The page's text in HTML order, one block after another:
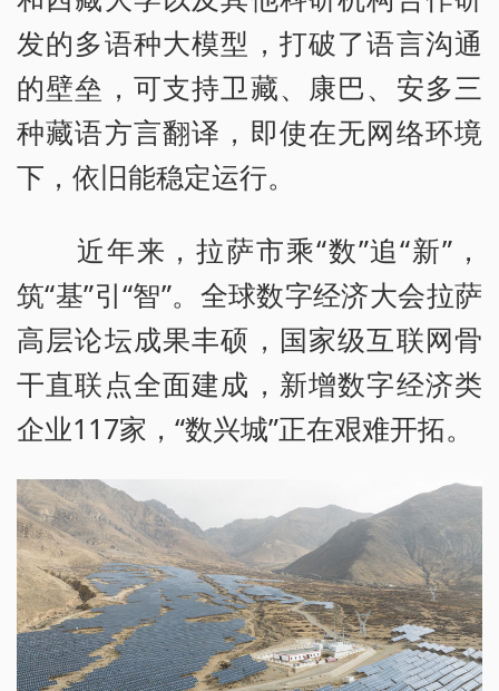
发的多语种大模型，打破了语言沟通
的壁垒，可支持卫藏、康巴、安多三
种藏语方言翻译，即使在无网络环境
下，依旧能稳定运行。
近年来，拉萨市乘“数”追“新”，
筑“基”引“智”。全球数字经济大会拉萨
高层论坛成果丰硕，国家级互联网骨
干直联点全面建成，新增数字经济类
企业117家，“数兴城”正在艰难开拓。